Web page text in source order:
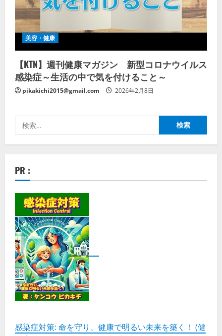
美容・健康
【KTN】週刊健康マガジン 新型コロナウイルス
感染症～生活の中で気を付けること～
pikakichi2015@gmail.com 2026年2月8日
索:
PR :
感染症対策: 命を守り、健康で明るい未来を築く！ (健